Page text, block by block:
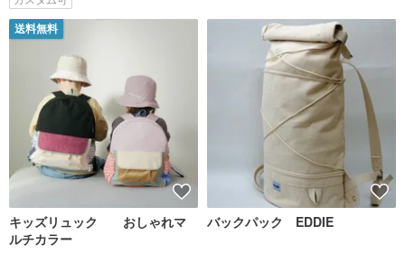
送料無料
キッズリュック おしゃれマ
ルチカラー
バックパック EDDIE